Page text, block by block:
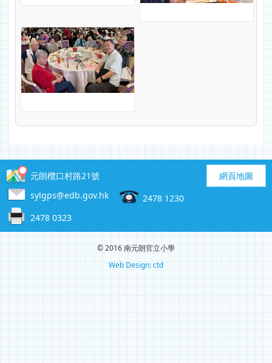
網頁地圖
元朗欖口村路21號
sylgps@edb.gov.hk
2478 1230
2478 0323
© 2016 南元朗官立小學
Web Design: ctd